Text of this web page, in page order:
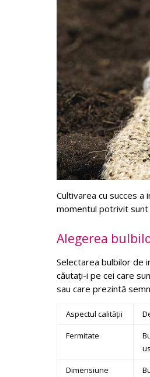
Cultivarea cu succes
momentul potrivit
Alegerea
Selectarea bulbilor de
căutați-i pe cei care
sau care prezintă
Aspectul calității
Fermitate
Dimensiune